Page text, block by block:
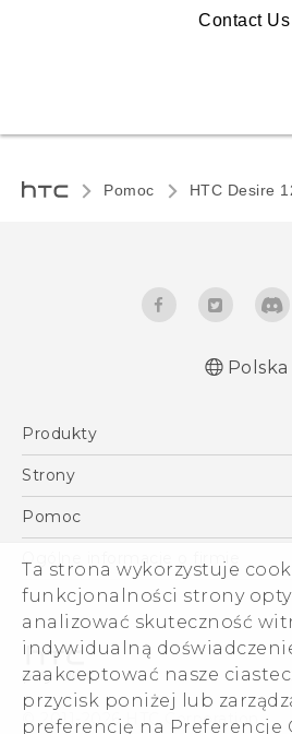
Ta strona wykorzystuje
funkcjonalności strony
analizować skuteczność
indywidualną
zaakceptować nasze
przycisk poniżej lub
preferencję na Preferencje
Contact Us
Pomoc HTC Desire
Polish - Wytyczne
User manual
Safety and
Polska
Produkty
Smartfony
VIVE
Akcesoria
Strony
HTC Vive
Pomoc
Pomoc E-commerce
Ogólne informacje o firmie
ESG
Informacje o firmie
Dla inwestorów (angielski)
Cookie Preferences
© 2011-2026 HTC Corporation